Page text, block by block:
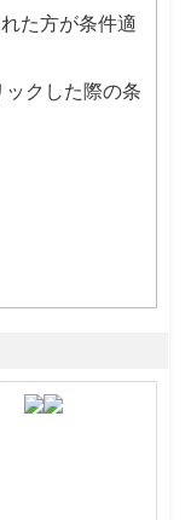
た方が条件適
クした際の条